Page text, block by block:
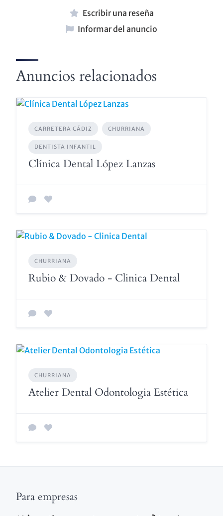
Escribir una reseña
Informar del anuncio
Anuncios relacionados
CARRETERA CÁDIZ CHURRIANA
DENTISTA INFANTIL
Clínica Dental López Lanzas
CHURRIANA
Rubio & Dovado - Clinica Dental
CHURRIANA
Atelier Dental Odontologia Estética
Para empresas